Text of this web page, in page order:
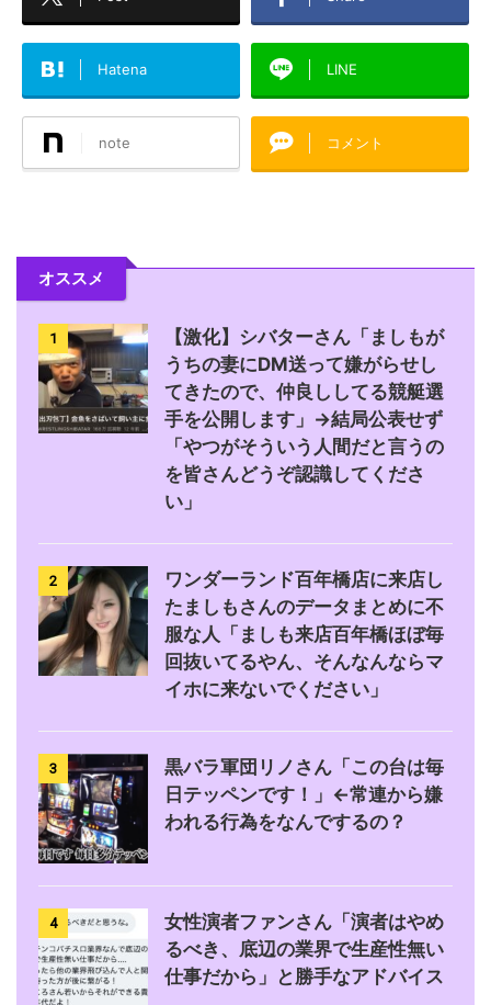
Hatena LINE
note コメント
オススメ
1
【激化】シバターさん「ましもが
うちの妻にDM送って嫌がらせし
てきたので、仲良ししてる競艇選
手を公開します」→結局公表せず
「やつがそういう人間だと言うの
を皆さんどうぞ認識してくださ
い」
2
ワンダーランド百年橋店に来店し
たましもさんのデータまとめに不
服な人「ましも来店百年橋ほぼ毎
回抜いてるやん、そんなんならマ
イホに来ないでください」
3
黒バラ軍団リノさん「この台は毎
日テッペンです！」←常連から嫌
われる行為をなんでするの？
4
女性演者ファンさん「演者はやめ
るべき、底辺の業界で生産性無い
仕事だから」と勝手なアドバイス